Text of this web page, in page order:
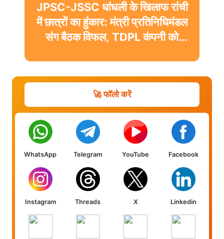
JPSC-JSSC धांधली के खिलाफ रांची
में छात्रों का हुंकार: मंत्री प्रतिनिधिमंडल
संग बैठक विफल, TDPL कंपनी को
🚀 फॉलो करें
WhatsApp Telegram YouTube Facebook
Instagram Threads X Linkedin